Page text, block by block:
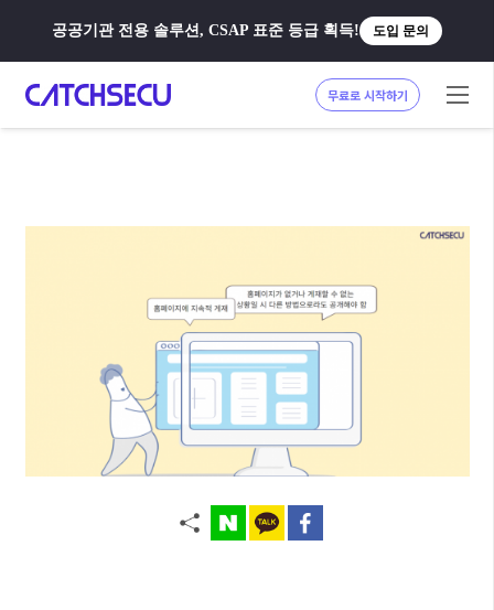
공공기관 전용 솔루션, CSAP 표준 등급 획득! 도입 문의
무료로 시작하기